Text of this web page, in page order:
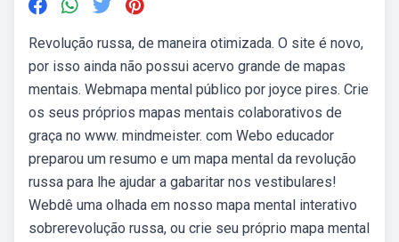
Revolução russa, de maneira otimizada. O site é novo,
por isso ainda não possui acervo grande de mapas
mentais. Webmapa mental público por joyce pires. Crie
os seus próprios mapas mentais colaborativos de
graça no www. mindmeister. com Webo educador
preparou um resumo e um mapa mental da revolução
russa para lhe ajudar a gabaritar nos vestibulares!
Webdê uma olhada em nosso mapa mental interativo
sobrerevolução russa, ou crie seu próprio mapa mental